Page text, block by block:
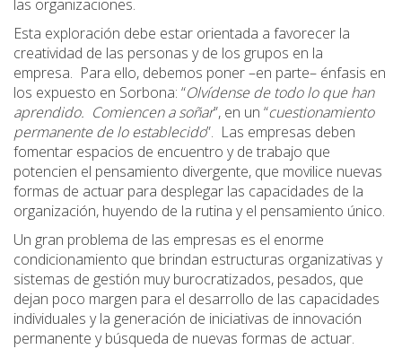
las organizaciones.
Esta exploración debe estar orientada a favorecer la
creatividad de las personas y de los grupos en la
empresa. Para ello, debemos poner –en parte– énfasis en
los expuesto en Sorbona: “Olvídense de todo lo que han
aprendido. Comiencen a soñar”, en un “cuestionamiento
permanente de lo establecido”. Las empresas deben
fomentar espacios de encuentro y de trabajo que
potencien el pensamiento divergente, que movilice nuevas
formas de actuar para desplegar las capacidades de la
organización, huyendo de la rutina y el pensamiento único.
Un gran problema de las empresas es el enorme
condicionamiento que brindan estructuras organizativas y
sistemas de gestión muy burocratizados, pesados, que
dejan poco margen para el desarrollo de las capacidades
individuales y la generación de iniciativas de innovación
permanente y búsqueda de nuevas formas de actuar.